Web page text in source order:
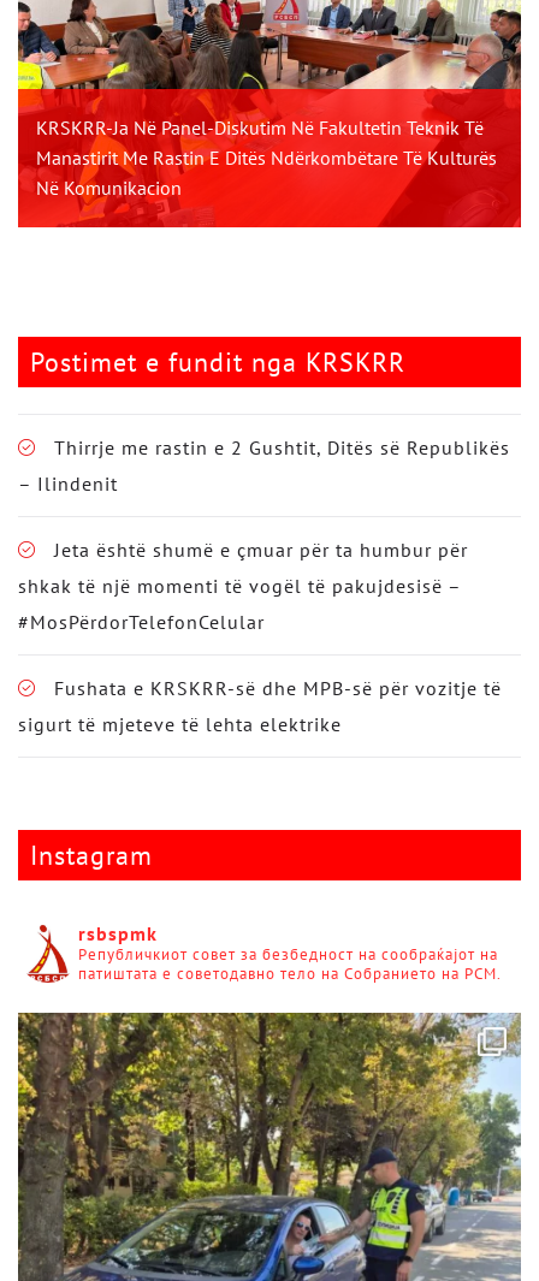
KRSKRR-Ja Në Panel-Diskutim Në Fakultetin Teknik Të
Manastirit Me Rastin E Ditës Ndërkombëtare Të Kulturës
Në Komunikacion
Postimet e fundit nga KRSKRR
Thirrje me rastin e 2 Gushtit, Ditës së Republikës
– Ilindenit
Jeta është shumë e çmuar për ta humbur për
shkak të një momenti të vogël të pakujdesisë –
#MosPërdorTelefonCelular
Fushata e KRSKRR-së dhe MPB-së për vozitje të
sigurt të mjeteve të lehta elektrike
Instagram
rsbspmk
Републичкиот совет за безбедност на сообраќајот на
патиштата е советодавно тело на Собранието на РСМ.